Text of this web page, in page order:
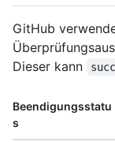
GitHub
Dieser kann
Beendigungsstatu
s